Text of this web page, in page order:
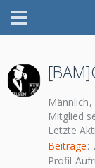
Männlich
Mitglied
Letzte
Beiträge
Profil-